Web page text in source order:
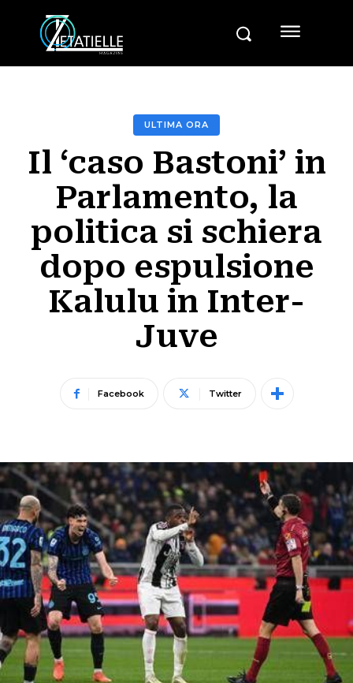
ULTIMA ORA
Il ‘caso Bastoni’ in
Parlamento, la
politica si schiera
dopo espulsione
Kalulu in Inter-
Juve
Facebook Twitter